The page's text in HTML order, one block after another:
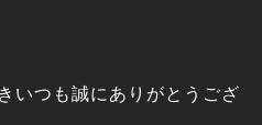
いつも誠にありがとうござ